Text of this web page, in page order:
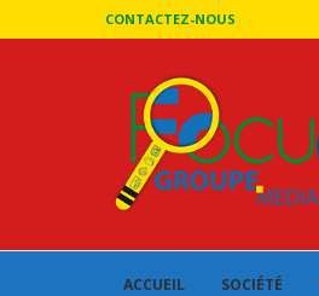
CONTACTEZ-NOUS
ACCUEIL SOCIÉTÉ